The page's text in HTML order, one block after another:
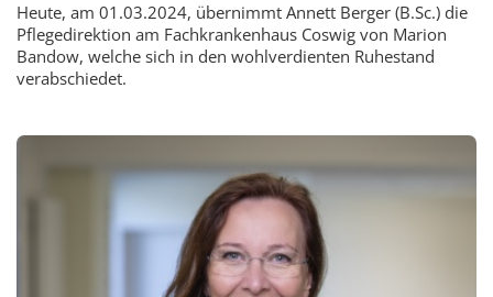
Heute, am 01.03.2024, übernimmt Annett Berger (B.Sc.) die
Pflegedirektion am Fachkrankenhaus Coswig von Marion
Bandow, welche sich in den wohlverdienten Ruhestand
verabschiedet.